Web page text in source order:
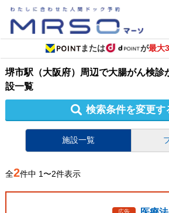
または が最大
堺市駅（大阪府）周辺で大腸がん検診
設一覧
検索条件を変更す
施設一覧
全2件中 1〜2件表示